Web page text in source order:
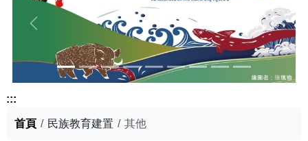
上一張 下一張
:::
首頁 民族教育建置 其他